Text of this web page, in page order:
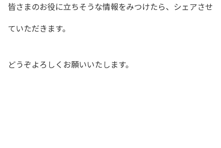
皆さまのお役に立ちそうな情報をみつけたら、シェアさせ
ていただきます。
どうぞよろしくお願いいたします。